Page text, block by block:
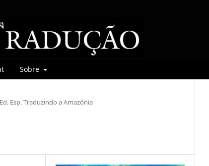
Sobre
Ed. Esp. Traduzindo a Amazônia